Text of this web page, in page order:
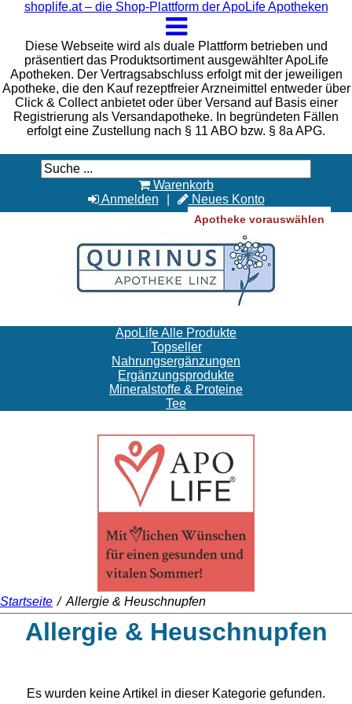
shoplife.at – die Shop-Plattform der ApoLife Apotheken
Diese Webseite wird als duale Plattform betrieben und
präsentiert das Produktsortiment ausgewählter ApoLife
Apotheken. Der Vertragsabschluss erfolgt mit der jeweiligen
Apotheke, die den Kauf rezeptfreier Arzneimittel entweder über
Click & Collect anbietet oder über Versand auf Basis einer
Registrierung als Versandapotheke. In begründeten Fällen
erfolgt eine Zustellung nach § 11 ABO bzw. § 8a APG.
Warenkorb
Anmelden
Neues Konto
Apotheke vorauswählen
ApoLife Alle Produkte
Topseller
Nahrungsergänzungen
Ergänzungsprodukte
Mineralstoffe & Proteine
Tee
Startseite / Allergie & Heuschnupfen
Allergie & Heuschnupfen
Es wurden keine Artikel in dieser Kategorie gefunden.